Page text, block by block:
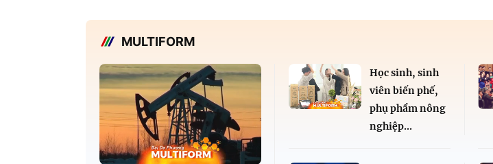
MULTIFORM
Học sinh, sinh
viên biến phế,
phụ phẩm nông
nghiệp...